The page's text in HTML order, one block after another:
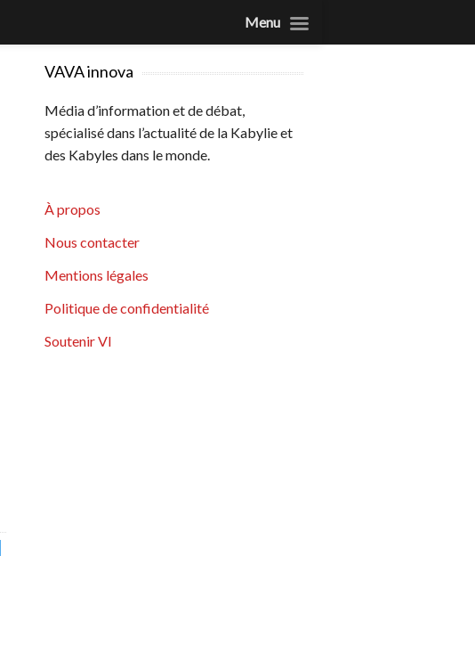
VAVA innova
Média d’information et de débat,
spécialisé dans l’actualité de la Kabylie et
des Kabyles dans le monde.
À propos
Nous contacter
Mentions légales
Politique de confidentialité
Soutenir VI
Menu